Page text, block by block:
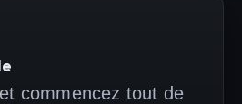
commencez tout de